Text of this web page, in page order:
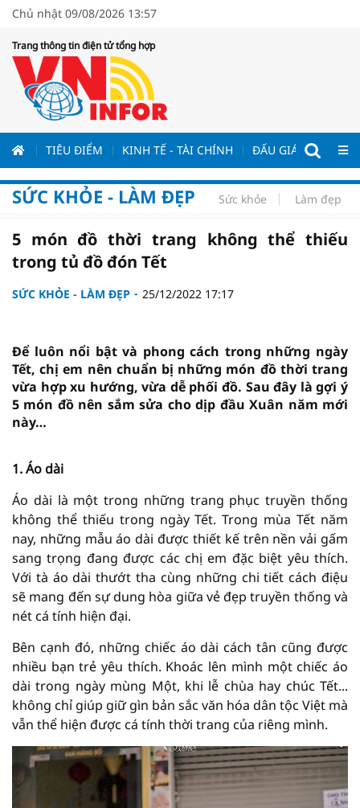
Chủ nhật 09/08/2026 13:57
Trang thông tin điện tử tổng hợp
TIÊU ĐIỂM KINH TẾ - TÀI CHÍNH ĐẤU GIÁ - ĐẤU
SỨC KHỎE - LÀM ĐẸP Sức khỏe Làm đẹp
5 món đồ thời trang không thể thiếu
trong tủ đồ đón Tết
SỨC KHỎE - LÀM ĐẸP 25/12/2022 17:17
Để luôn nổi bật và phong cách trong những ngày
Tết, chị em nên chuẩn bị những món đồ thời trang
vừa hợp xu hướng, vừa dễ phối đồ. Sau đây là gợi ý
5 món đồ nên sắm sửa cho dịp đầu Xuân năm mới
này…
1. Áo dài
không thể thiếu trong ngày Tết. Trong mùa Tết năm
nay, những mẫu áo dài được thiết kế trên nền vải gấm
sang trọng đang được các chị em đặc biệt yêu thích.
Với tà áo dài thướt tha cùng những chi tiết cách điệu
sẽ mang đến sự dung hòa giữa vẻ đẹp truyền thống và
nhiều bạn trẻ yêu thích. Khoác lên mình một chiếc áo
dài trong ngày mùng Một, khi lễ chùa hay chúc Tết...
không chỉ giúp giữ gìn bản sắc văn hóa dân tộc Việt mà